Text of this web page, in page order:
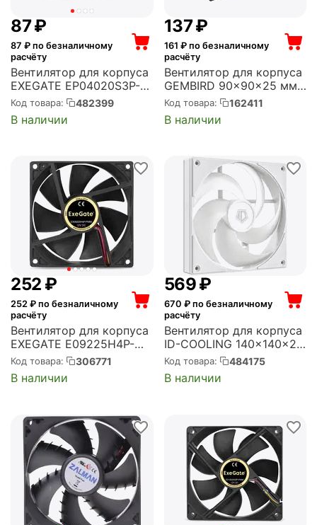
‍87‍₽
87 ₽ по безналичному
расчёту
Вентилятор для корпуса
EXEGATE EP04020S3P-5
40x40x20 мм, 7000 об/
мин, 7 CFM, 30 дБ, 3 pin
(EX296999RUS)
Код товара: 482399
В наличии
‍137‍₽
161 ₽ по безналичному
расчёту
Вентилятор для корпуса
GEMBIRD 90x90x25 мм,
2500 об/мин, 26 дБ, 3
pin (FANCASE2)
Код товара: 162411
В наличии
‍252‍ ₽
252 ₽ по безналичному
расчёту
Вентилятор для корпуса
EXEGATE E09225H4P-
PWM 92x92x25 мм,
2000 об/мин, 40 CFM, 26
дБ, 4 pin PWM
Код товара: 306771
В наличии
‍569‍₽
670 ₽ по безналичному
расчёту
Вентилятор для корпуса
ID-COOLING 140x140x25
мм, 1800 об/мин, 72
CFM, 24 дБ, 4 pin PWM
(AS-140-W)
Код товара: 484175
В наличии